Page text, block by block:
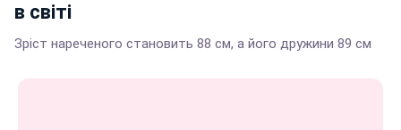
в світі
Зріст нареченого становить 88 см, а його дружини 89 см